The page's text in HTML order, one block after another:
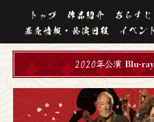
トップ 作品紹介 あらすじ
券売情報・公演日程
イベント
2020年公演 Blu-ray